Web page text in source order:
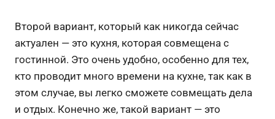
Второй вариант, который как никогда сейчас
актуален — это кухня, которая совмещена с
гостинной. Это очень удобно, особенно для тех,
кто проводит много времени на кухне, так как в
этом случае, вы легко сможете совмещать дела
и отдых. Конечно же, такой вариант — это